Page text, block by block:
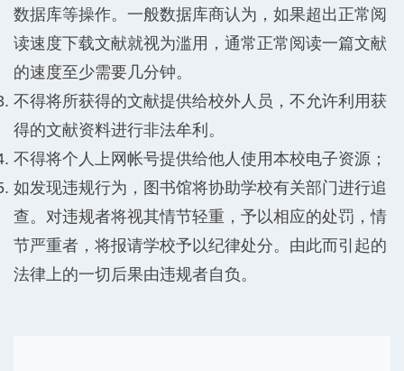
数据库等操作。一般数据库商认为，如果超出正常阅
读速度下载文献就视为滥用，通常正常阅读一篇文献
的速度至少需要几分钟。
不得将所获得的文献提供给校外人员，不允许利用获
得的文献资料进行非法牟利。
不得将个人上网帐号提供给他人使用本校电子资源；
如发现违规行为，图书馆将协助学校有关部门进行追
查。对违规者将视其情节轻重，予以相应的处罚，情
节严重者，将报请学校予以纪律处分。由此而引起的
法律上的一切后果由违规者自负。